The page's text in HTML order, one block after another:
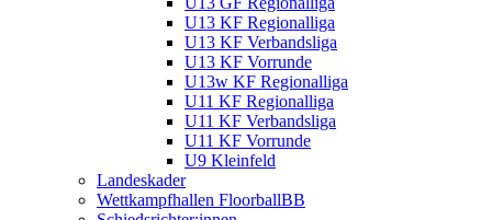
U13 KF Regionalliga
U13 KF Verbandsliga
U13 KF Vorrunde
U13w KF Regionalliga
U11 KF Regionalliga
U11 KF Verbandsliga
U11 KF Vorrunde
U9 Kleinfeld
Landeskader
Wettkampfhallen FloorballBB